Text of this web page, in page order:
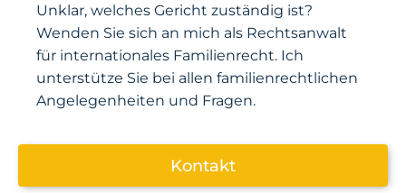
Unklar, welches Gericht zuständig ist?
Wenden Sie sich an mich als Rechtsanwalt
für internationales Familienrecht. Ich
unterstütze Sie bei allen familienrechtlichen
Angelegenheiten und Fragen.
Kontakt